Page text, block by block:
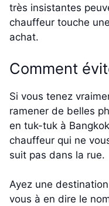
très insistantes
chauffeur touche
achat.
Comment
Si vous tenez
ramener de belles
en tuk-tuk à
chauffeur qui ne
suit pas dans la rue.
Ayez une
vous à en dire le